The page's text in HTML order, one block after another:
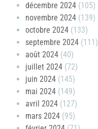
décembre 2024 (105)
novembre 2024 (139)
octobre 2024 (133)
septembre 2024 (111)
août 2024 (40)
juillet 2024 (72)
juin 2024 (145)
mai 2024 (149)
avril 2024 (127)
mars 2024 (95)